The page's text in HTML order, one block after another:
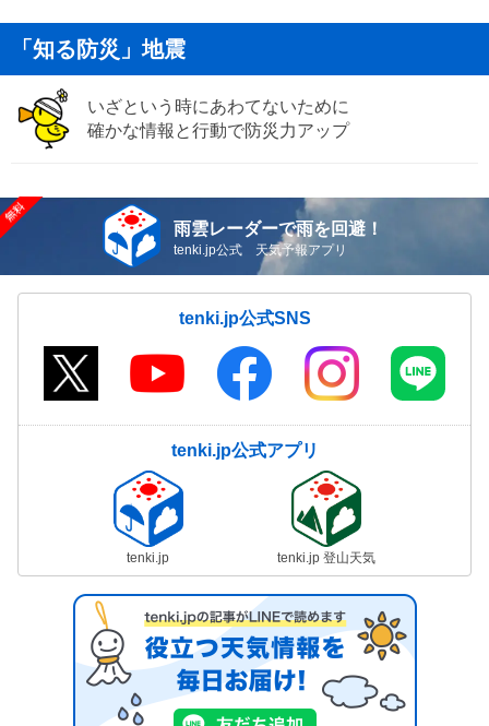
「知る防災」地震
いざという時にあわてないために
確かな情報と行動で防災力アップ
雨雲レーダーで雨を回避！
tenki.jp公式 天気予報アプリ
tenki.jp公式SNS
tenki.jp公式アプリ
tenki.jp tenki.jp 登山天気